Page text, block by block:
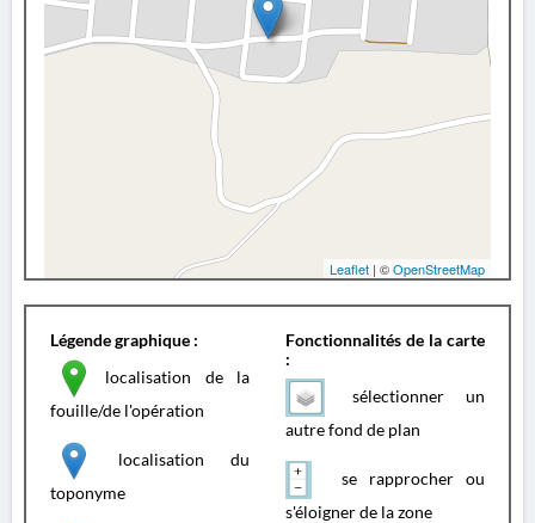
Leaflet | ©OpenStreetMap
Légende graphique :
localisation de la
fouille/de l'opération
localisation du
toponyme
Fonctionnalités de la carte
:
sélectionner un
autre fond de plan
se rapprocher ou
s'éloigner de la zone